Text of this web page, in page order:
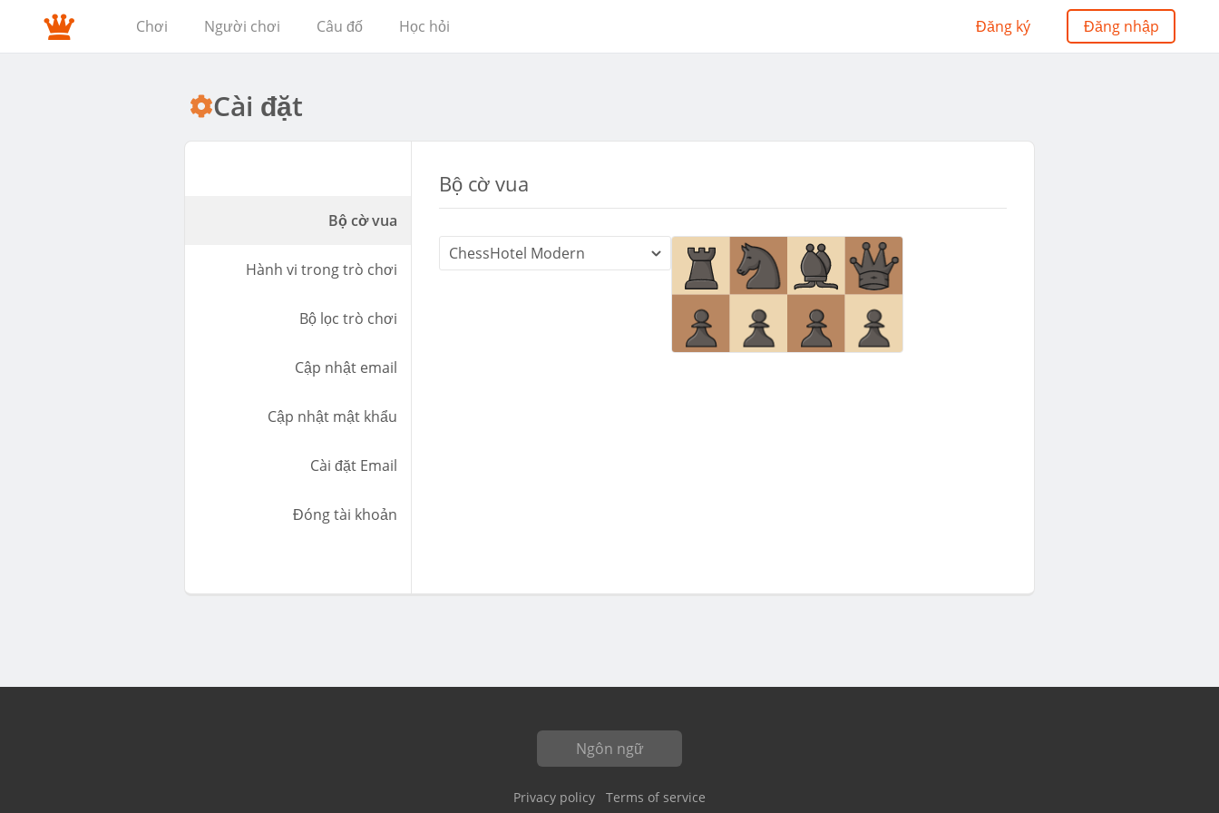
Chơi Người chơi Câu đố Học hỏi Đăng ký Đăng nhập
Cài đặt
Bộ cờ vua
Hành vi trong trò chơi
Bộ lọc trò chơi
Cập nhật email
Cập nhật mật khẩu
Cài đặt Email
Đóng tài khoản
Bộ cờ vua
Ngôn ngữ
Privacy policy Terms of service